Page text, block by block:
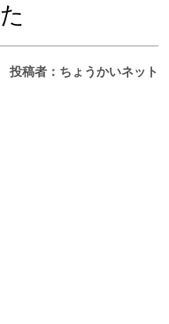
投稿者：ちょうかいネット